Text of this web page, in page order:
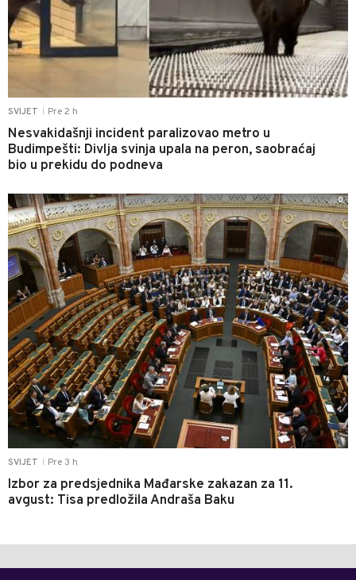
SVIJET Pre 2 h
Nesvakidašnji incident paralizovao metro u
Budimpešti: Divlja svinja upala na peron, saobraćaj
bio u prekidu do podneva
SVIJET Pre 3 h
Izbor za predsjednika Mađarske zakazan za 11.
avgust: Tisa predložila Andraša Baku
0